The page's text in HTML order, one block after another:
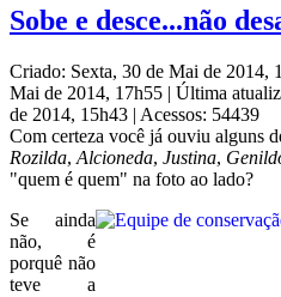
Sobe e desce...não
Criado: Sexta, 30 de Mai de 2014,
Mai de 2014, 17h55 | Última
de 2014, 15h43 | Acessos: 54439
Com certeza você já ouviu alguns
Rozilda, Alcioneda, Justina,
"quem é quem" na foto ao lado?
Se ainda
não, é
porquê não
teve a